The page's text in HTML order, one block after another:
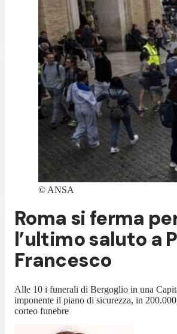
© ANSA
Roma si ferma
l’ultimo saluto a
Francesco
Alle 10 i funerali di Bergoglio in una
imponente il piano di sicurezza, in
corteo funebre